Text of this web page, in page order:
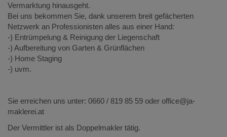
Vermarktung hinausgeht.
Bei uns bekommen Sie, dank unserem breit gefächerten
Netzwerk an Professionisten alles aus einer Hand:
-) Entrümpelung & Reinigung der Liegenschaft
-) Aufbereitung von Garten & Grünflächen
-) Home Staging
-) uvm.
Sie erreichen uns unter: 0660 / 819 85 59 oder office@ja-
maklerei.at
Der Vermittler ist als Doppelmakler tätig.